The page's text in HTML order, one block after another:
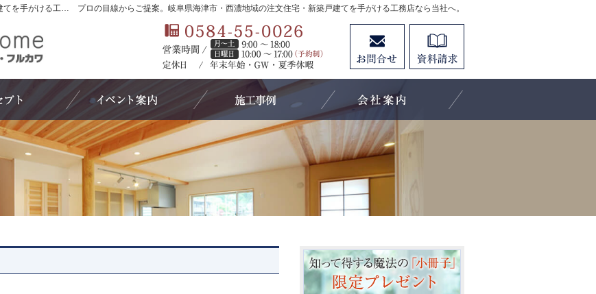
プロの目線からご提案。岐阜県海津市・西濃地域の注文住宅・新築戸建てを手がける工務店なら当社へ。
岐阜県海津市・西濃地域の新築・注文住宅・新築戸建てを手がける工務店ならエターナルホーム（エム・フルカワ）
0584-55-0026
営業時間：[月～土]9:00～18:00 [日曜(予約制)]10:000～
コンセプト